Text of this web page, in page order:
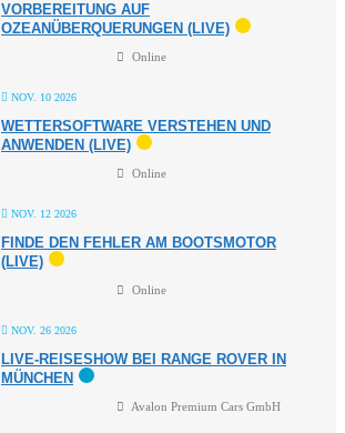
VORBEREITUNG AUF
OZEANÜBERQUERUNGEN (LIVE)
Online
NOV. 10 2026
WETTERSOFTWARE VERSTEHEN UND
ANWENDEN (LIVE)
Online
NOV. 12 2026
FINDE DEN FEHLER AM BOOTSMOTOR
(LIVE)
Online
NOV. 26 2026
LIVE-REISESHOW BEI RANGE ROVER IN
MÜNCHEN
Avalon Premium Cars GmbH